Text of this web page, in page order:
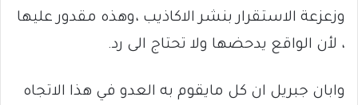
وزعزعة الاستقرار بنشر الاكاذيب ،وهذه مقدور عليها
، لأن الواقع يدحضها ولا تحتاج الى رد.
وابان جبريل ان كل مايقوم به العدو في هذا الاتجاه